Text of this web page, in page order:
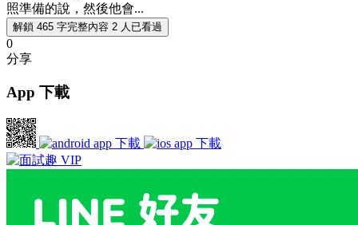
照準備的說，然後他會...
解鎖 465 字完整內容 2 人已看過
0
分享
App 下載